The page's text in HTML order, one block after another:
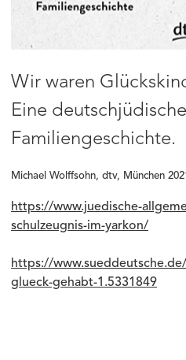
Wir waren
Eine deutschjüdische
Familiengeschichte.
Michael Wolffsohn, dtv, München 2021
https://www.juedische-
schulzeugnis-im-yarkon/
https://
glueck-gehabt-1.5331849